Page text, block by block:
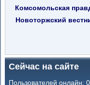
Комсомольская
Новоторжский
Сейчас на сайте
Пользователей онлайн: 0.